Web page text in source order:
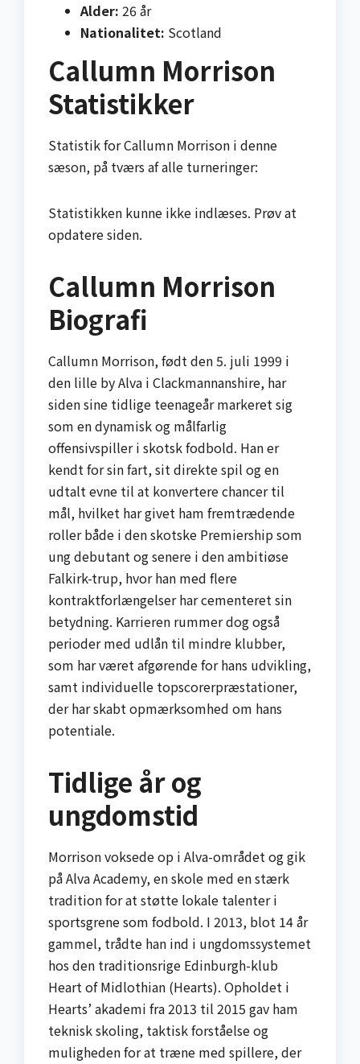
Alder: 26 år
Nationalitet: Scotland
Callumn Morrison
Statistikker
Statistik for Callumn Morrison i denne
sæson, på tværs af alle turneringer:
Statistikken kunne ikke indlæses. Prøv at
opdatere siden.
Callumn Morrison
Biografi
Callumn Morrison, født den 5. juli 1999 i
den lille by Alva i Clackmannanshire, har
siden sine tidlige teenageår markeret sig
som en dynamisk og målfarlig
offensivspiller i skotsk fodbold. Han er
kendt for sin fart, sit direkte spil og en
udtalt evne til at konvertere chancer til
mål, hvilket har givet ham fremtrædende
roller både i den skotske Premiership som
ung debutant og senere i den ambitiøse
Falkirk-trup, hvor han med flere
kontraktforlængelser har cementeret sin
betydning. Karrieren rummer dog også
perioder med udlån til mindre klubber,
som har været afgørende for hans udvikling,
samt individuelle topscorerpræstationer,
der har skabt opmærksomhed om hans
potentiale.
Tidlige år og
ungdomstid
Morrison voksede op i Alva-området og gik
på Alva Academy, en skole med en stærk
tradition for at støtte lokale talenter i
sportsgrene som fodbold. I 2013, blot 14 år
gammel, trådte han ind i ungdomssystemet
hos den traditionsrige Edinburgh-klub
Heart of Midlothian (Hearts). Opholdet i
Hearts’ akademi fra 2013 til 2015 gav ham
teknisk skoling, taktisk forståelse og
muligheden for at træne med spillere, der